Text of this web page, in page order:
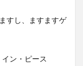
すし、ますますゲ
ン・ピース